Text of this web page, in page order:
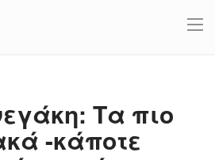
Τα πιο
-κάποτε